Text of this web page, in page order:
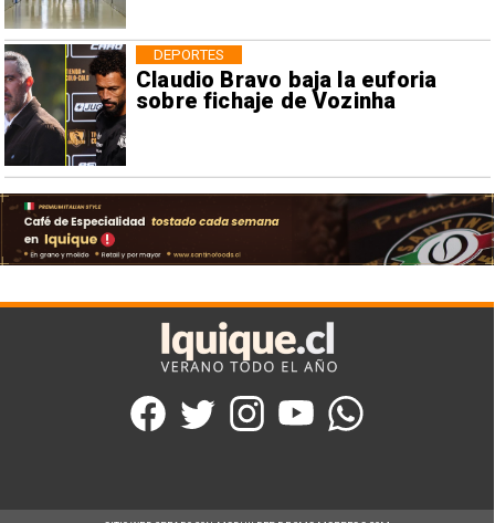
Claudio Bravo baja la euforia
sobre fichaje de Vozinha
DEPORTES